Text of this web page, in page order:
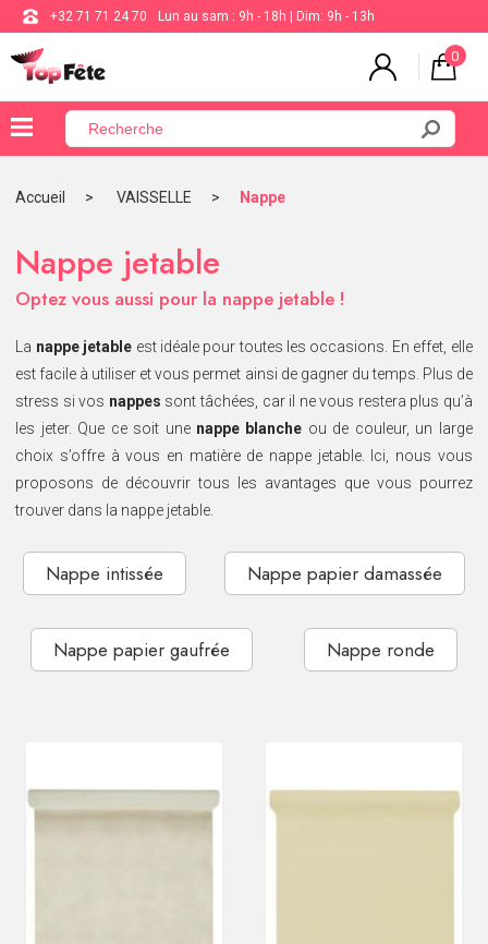
+32 71 71 24 70 Lun au sam : 9h - 18h | Dim: 9h - 13h
0
×
ANNIVERSAIRE
MARIAGE
VAISSELLE
BAPTÊME
COMMUNION
THÈME
DE
SPÉCIALES
TABLE
SALLE
Accueil VAISSELLE Nappe
Nappe jetable
Optez vous aussi pour la nappe jetable !
La nappe jetable est idéale pour toutes les occasions. En effet, elle
est facile à utiliser et vous permet ainsi de gagner du temps. Plus de
stress si vos nappes sont tâchées, car il ne vous restera plus qu’à
les jeter. Que ce soit une nappe blanche ou de couleur, un large
choix s’offre à vous en matière de nappe jetable. Ici, nous vous
proposons de découvrir tous les avantages que vous pourrez
trouver dans la nappe jetable.
Nappe intissée Nappe papier damassée
Nappe papier gaufrée Nappe ronde